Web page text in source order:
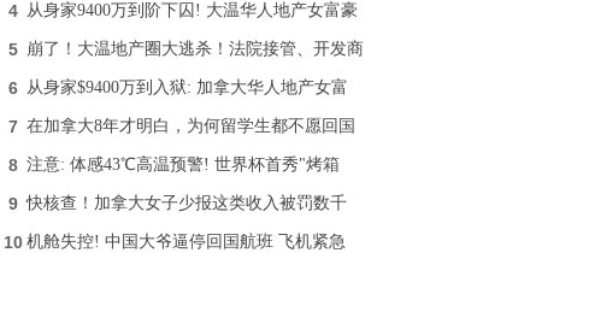
4 从身家9400万到阶下囚! 大温华人地产女富豪
5 崩了！大温地产圈大逃杀！法院接管、开发商
6 从身家$9400万到入狱: 加拿大华人地产女富
7 在加拿大8年才明白，为何留学生都不愿回国
8 注意: 体感43℃高温预警! 世界杯首秀"烤箱
9 快核查！加拿大女子少报这类收入被罚数千
10 机舱失控! 中国大爷逼停回国航班 飞机紧急